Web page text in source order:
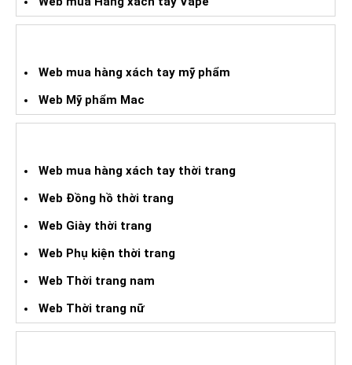
Web mua hàng xách tay mỹ phẩm
Web Mỹ phẩm Mac
Web mua hàng xách tay thời trang
Web Đồng hồ thời trang
Web Giày thời trang
Web Phụ kiện thời trang
Web Thời trang nam
Web Thời trang nữ